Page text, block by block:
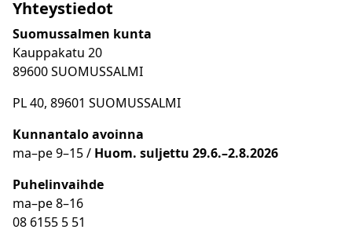
Yhteystiedot
Suomussalmen kunta
Kauppakatu 20
89600 SUOMUSSALMI
PL 40, 89601 SUOMUSSALMI
Kunnantalo avoinna
ma–pe 9–15 / Huom. suljettu 29.6.–2.8.2026
Puhelinvaihde
ma–pe 8–16
08 6155 5 51